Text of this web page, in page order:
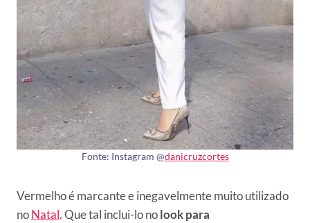
Fonte: Instagram @danicruzcortes
Vermelho é marcante e inegavelmente muito utilizado
noNatal. Que tal inclui-lo nolook para